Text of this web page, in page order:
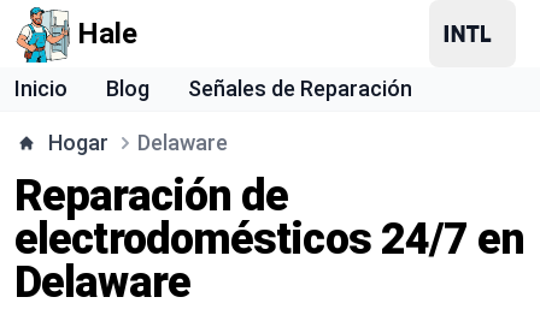
Hale
Inicio Blog Señales de Reparación
Hogar Delaware
Reparación de
electrodomésticos 24/7 en
Delaware